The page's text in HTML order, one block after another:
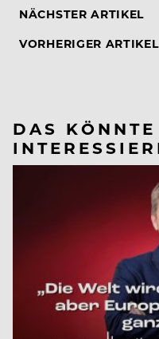
NÄCHSTER ARTIKEL
VORHERIGER ARTIKEL
DAS